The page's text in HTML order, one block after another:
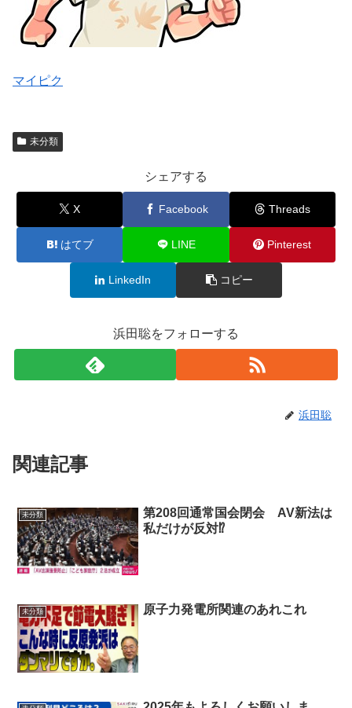
マイピク
未分類
シェアする
X Facebook Threads
はてブ LINE Pinterest
LinkedIn コピー
浜田聡をフォローする
浜田聡
関連記事
未分類
第208回通常国会閉会 AV新法は
私だけが反対⁉
未分類 原子力発電所関連のあれこれ